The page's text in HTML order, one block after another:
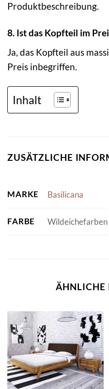
Produktbeschreibung.
8. Ist das Kopfteil im
Ja, das Kopfteil aus
Preis inbegriffen.
Inhalt
ZUSÄTZLICHE
MARKE Basilicana
FARBE Wildeichefarben
ÄHNLICHE